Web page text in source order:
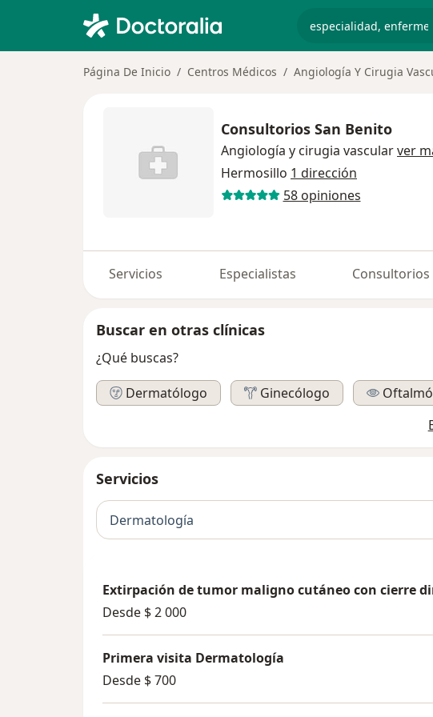
Página De Inicio Centros Médicos Angiología Y Cirugia
Consultorios San Benito
Angiología y cirugia vascularver
Hermosillo 1 dirección
58 opiniones
Servicios Especialistas Consultorios
Buscar en otras clínicas
¿Qué buscas?
Dermatólogo
Ginecólogo
Servicios
Dermatología
Extirpación de tumor maligno cutáneo con cierre
Desde $ 2 000
Primera visita Dermatología
Desde $ 700